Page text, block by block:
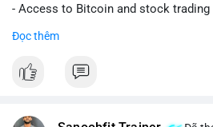
- Access to Bitcoin and stock trading
- Ability to link a bank account or card
To get verified, you need to provide
Đọc thêm